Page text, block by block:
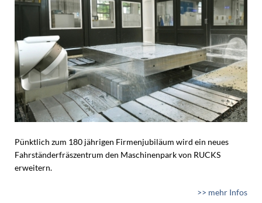
Pünktlich zum 180 jährigen Firmenjubiläum wird ein neues
Fahrständerfräszentrum den Maschinenpark von RUCKS
erweitern.
>> mehr Infos